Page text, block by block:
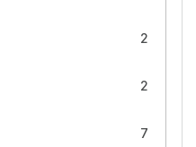
2
2
7